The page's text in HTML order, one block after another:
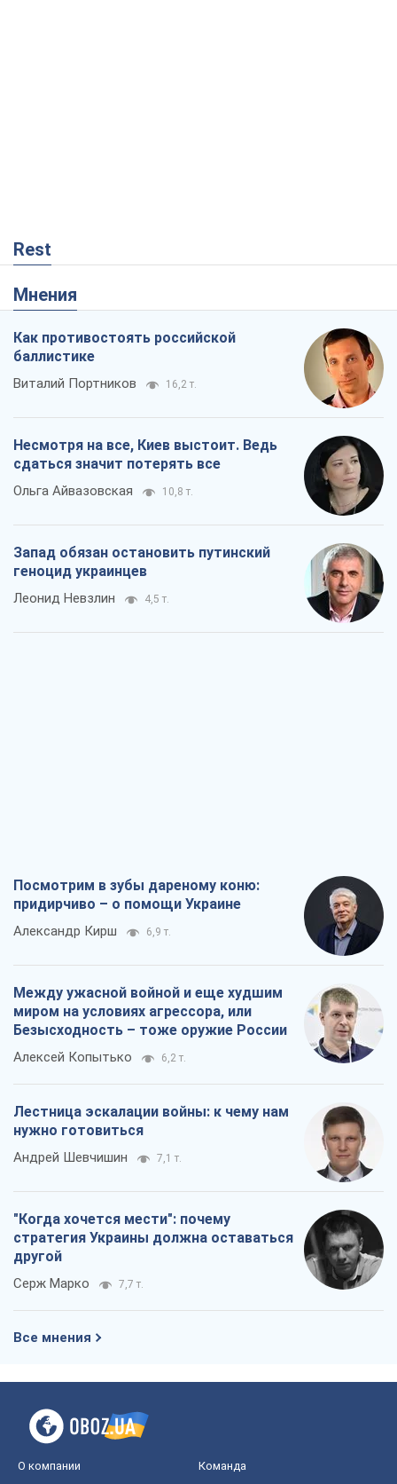
Rest
Мнения
Как противостоять российской
баллистике
Виталий Портников 16,2 т.
Несмотря на все, Киев выстоит. Ведь
сдаться значит потерять все
Ольга Айвазовская 10,8 т.
Запад обязан остановить путинский
геноцид украинцев
Леонид Невзлин 4,5 т.
Посмотрим в зубы дареному коню:
придирчиво – о помощи Украине
Александр Кирш 6,9 т.
Между ужасной войной и еще худшим
миром на условиях агрессора, или
Безысходность – тоже оружие России
Алексей Копытько 6,2 т.
Лестница эскалации войны: к чему нам
нужно готовиться
Андрей Шевчишин 7,1 т.
"Когда хочется мести": почему
стратегия Украины должна оставаться
другой
Серж Марко 7,7 т.
Все мнения
О компании Команда